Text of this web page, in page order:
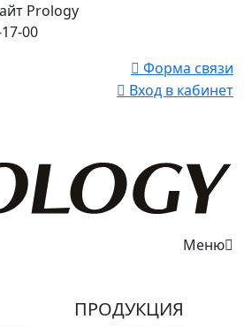
Prology
00
Форма связи
Вход в кабинет
Меню
ПРОДУКЦИЯ